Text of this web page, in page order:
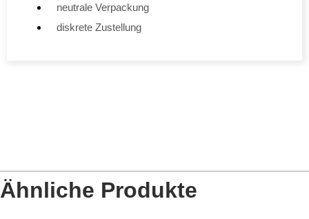
neutrale Verpackung
diskrete Zustellung
Ähnliche Produkte